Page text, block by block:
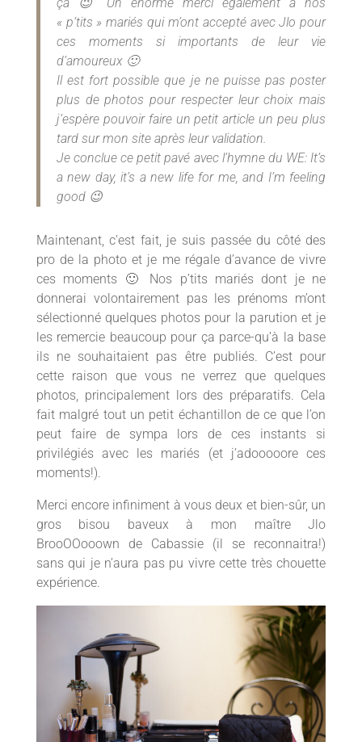
« p’tits » mariés qui m’ont accepté avec Jlo pour
ces moments si importants de leur vie
d’amoureux 🙂
Il est fort possible que je ne puisse pas poster
plus de photos pour respecter leur choix mais
j’espère pouvoir faire un petit article un peu plus
tard sur mon site après leur validation.
Je conclue ce petit pavé avec l’hymne du WE: It’s
a new day, it’s a new life for me, and I’m feeling
good 😉
Maintenant, c’est fait, je suis passée du côté des
pro de la photo et je me régale d’avance de vivre
ces moments 🙂 Nos p’tits mariés dont je ne
donnerai volontairement pas les prénoms m’ont
sélectionné quelques photos pour la parution et je
les remercie beaucoup pour ça parce-qu’à la base
ils ne souhaitaient pas être publiés. C’est pour
cette raison que vous ne verrez que quelques
photos, principalement lors des préparatifs. Cela
fait malgré tout un petit échantillon de ce que l’on
peut faire de sympa lors de ces instants si
privilégiés avec les mariés (et j’adooooore ces
moments!).
Merci encore infiniment à vous deux et bien-sûr, un
gros bisou baveux à mon maître Jlo
BrooOOooown de Cabassie (il se reconnaitra!)
sans qui je n’aura pas pu vivre cette très chouette
expérience.